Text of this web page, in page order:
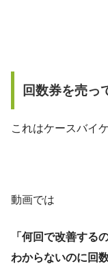
回数券を売っ
これはケースバイ
動画では
「何回で改善する
わからないのに回